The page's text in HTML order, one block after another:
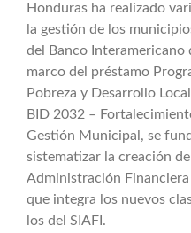
Buscar:
Honduras ha realizado
la gestión de los
del Banco Interamericano
marco del préstamo
Pobreza y Desarrollo
BID 2032 –
Gestión Municipal, se
sistematizar la creación
Administración
que integra los nuevos
los del SIAFI.